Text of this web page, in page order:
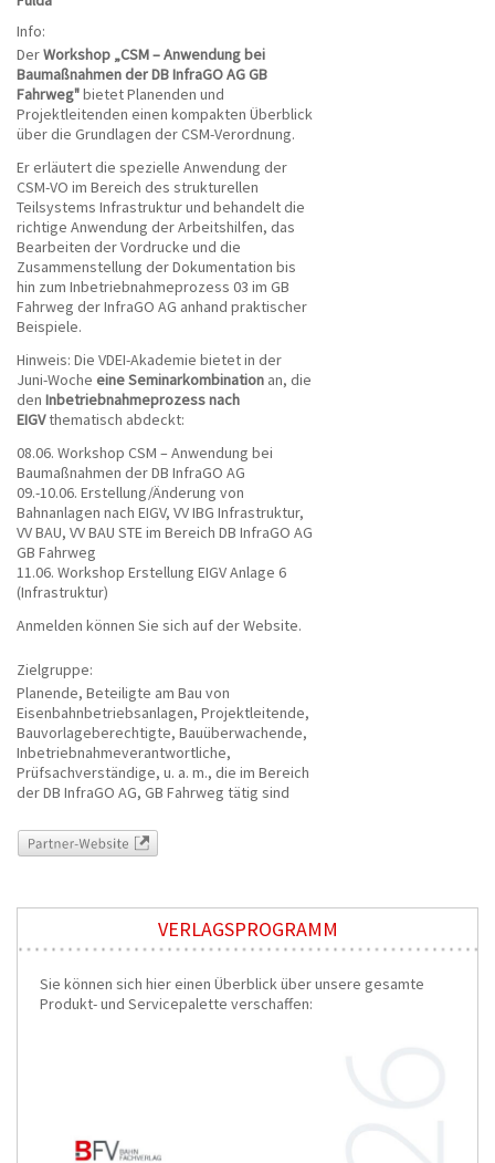
Info:
DerWorkshop „CSM – Anwendung bei
Baumaßnahmen der DB InfraGO AG GB
Fahrweg"bietet Planenden und
Projektleitenden einen kompakten Überblick
über die Grundlagen der CSM-Verordnung.
Er erläutert die spezielle Anwendung der
CSM-VO im Bereich des strukturellen
Teilsystems Infrastruktur und behandelt die
richtige Anwendung der Arbeitshilfen, das
Bearbeiten der Vordrucke und die
Zusammenstellung der Dokumentation bis
hin zum Inbetriebnahmeprozess 03 im GB
Fahrweg der InfraGO AG anhand praktischer
Beispiele.
Hinweis: Die VDEI-Akademie bietet in der
Juni-Woche eine Seminarkombination an, die
den Inbetriebnahmeprozess nach
EIGVthematisch abdeckt:
08.06. Workshop CSM – Anwendung bei
Baumaßnahmen der DB InfraGO AG
09.-10.06. Erstellung/Änderung von
Bahnanlagen nach EIGV, VV IBG Infrastruktur,
VV BAU, VV BAU STE im Bereich DB InfraGO AG
GB Fahrweg
11.06. Workshop Erstellung EIGV Anlage 6
(Infrastruktur)
Anmelden können Sie sich auf der Website.
Zielgruppe:
Planende, Beteiligte am Bau von
Eisenbahnbetriebsanlagen, Projektleitende,
Bauvorlageberechtigte, Bauüberwachende,
Inbetriebnahmeverantwortliche,
Prüfsachverständige, u. a. m., die im Bereich
der DB InfraGO AG, GB Fahrweg tätig sind
Partner-Website
VERLAGSPROGRAMM
Sie können sich hier einen Überblick über unsere gesamte
Produkt- und Servicepalette verschaffen: